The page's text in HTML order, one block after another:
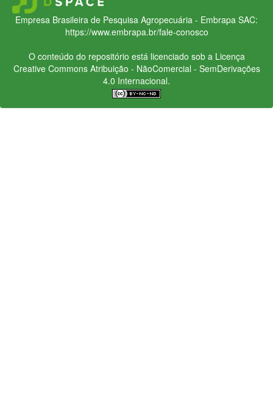
Empresa Brasileira de Pesquisa Agropecuária - Embrapa SAC:
https://www.embrapa.br/fale-conosco
O conteúdo do repositório está licenciado sob a Licença
Creative CommonsAtribuição - NãoComercial - SemDerivações
4.0 Internacional.